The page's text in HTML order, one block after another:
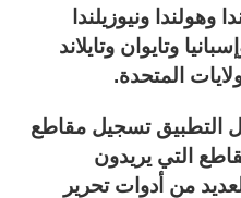
وهولندا ونيوزيلندا
وتايوان وتايلاند
المتحدة.
التطبيق تسجيل مقاطع
التي يريدون
من أدوات تحرير